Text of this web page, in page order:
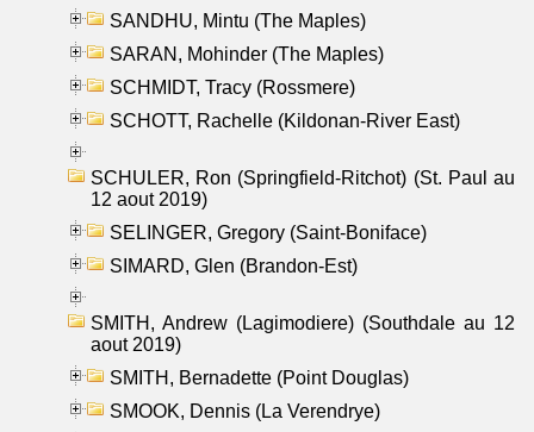
SANDHU, Mintu (The Maples)
SARAN, Mohinder (The Maples)
SCHMIDT, Tracy (Rossmere)
SCHOTT, Rachelle (Kildonan-River East)
SCHULER, Ron (Springfield-Ritchot) (St. Paul au
12 aout 2019)
SELINGER, Gregory (Saint-Boniface)
SIMARD, Glen (Brandon-Est)
SMITH, Andrew (Lagimodiere) (Southdale au 12
aout 2019)
SMITH, Bernadette (Point Douglas)
SMOOK, Dennis (La Verendrye)